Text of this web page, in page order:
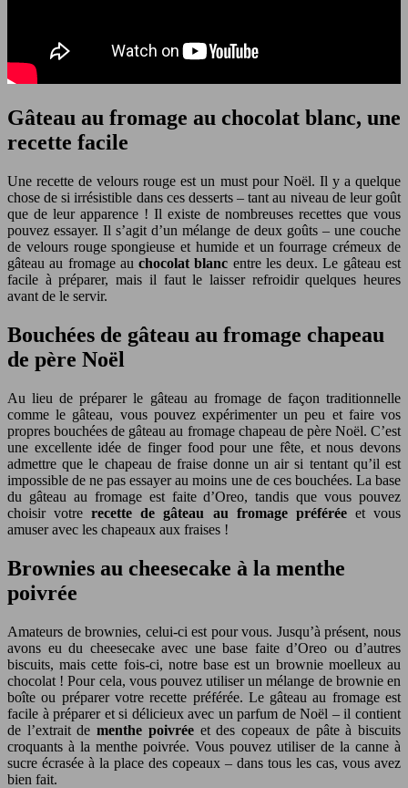
Gâteau au fromage au chocolat blanc, une
recette facile
Une recette de velours rouge est un must pour Noël. Il y a quelque
chose de si irrésistible dans ces desserts – tant au niveau de leur goût
que de leur apparence ! Il existe de nombreuses recettes que vous
pouvez essayer. Il s’agit d’un mélange de deux goûts – une couche
de velours rouge spongieuse et humide et un fourrage crémeux de
gâteau au fromage auchocolat blanc entre les deux. Le gâteau est
facile à préparer, mais il faut le laisser refroidir quelques heures
avant de le servir.
Bouchées de gâteau au fromage chapeau
de père Noël
Au lieu de préparer le gâteau au fromage de façon traditionnelle
comme le gâteau, vous pouvez expérimenter un peu et faire vos
propres bouchées de gâteau au fromage chapeau de père Noël. C’est
une excellente idée de finger food pour une fête, et nous devons
admettre que le chapeau de fraise donne un air si tentant qu’il est
impossible de ne pas essayer au moins une de ces bouchées. La base
du gâteau au fromage est faite d’Oreo, tandis que vous pouvez
choisir votrerecette de gâteau au fromage préféréeet vous
amuser avec les chapeaux aux fraises !
Brownies au cheesecake à la menthe
poivrée
Amateurs de brownies, celui-ci est pour vous. Jusqu’à présent, nous
avons eu du cheesecake avec une base faite d’Oreo ou d’autres
biscuits, mais cette fois-ci, notre base est un brownie moelleux au
chocolat ! Pour cela, vous pouvez utiliser un mélange de brownie en
boîte ou préparer votre recette préférée. Le gâteau au fromage est
facile à préparer et si délicieux avec un parfum de Noël – il contient
de l’extrait dementhe poivréeet des copeaux de pâte à biscuits
croquants à la menthe poivrée. Vous pouvez utiliser de la canne à
sucre écrasée à la place des copeaux – dans tous les cas, vous avez
bien fait.